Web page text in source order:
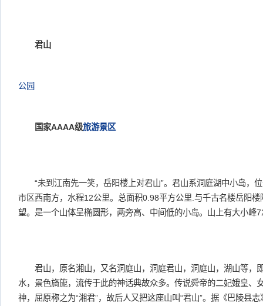
君山
公园
国家AAAA级旅游景区
“未到江南先一笑，岳阳楼上对君山”。君山系洞庭湖中小岛，
市区西南方，水程12公里。总面积0.98平方公里.与千古名楼岳阳楼
望。是一个山体呈椭圆形，两旁高、中间低的小岛。山上有大小峰
君山，原名湘山，又名洞庭山，洞庭君山，洞庭山，湖山等，
水，景色旖旎，流传于此的神话典故众多。传说舜帝的二妃娥皇、
神，屈原称之为“湘君”，故后人又把这座山叫“君山”。据《巴陵县